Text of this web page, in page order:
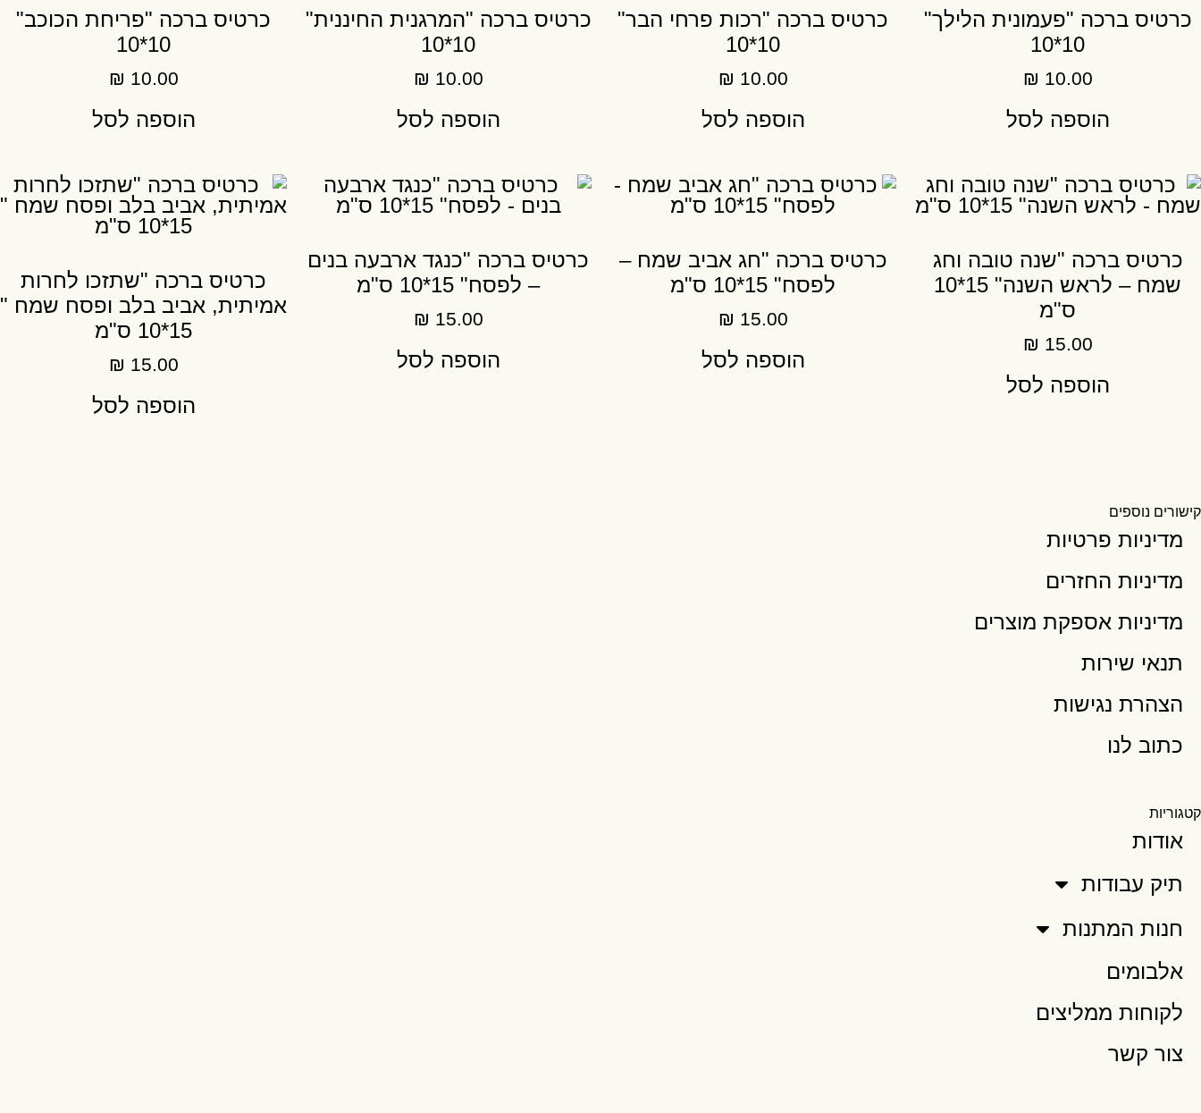
כרטיס ברכה "פעמונית הלילך"
10*10
₪ 10.00
הוספה לסל
כרטיס ברכה "רכות פרחי הבר"
10*10
₪ 10.00
הוספה לסל
כרטיס ברכה "המרגנית החיננית"
10*10
₪ 10.00
הוספה לסל
כרטיס ברכה "פריחת הכוכב"
10*10
₪ 10.00
הוספה לסל
כרטיס ברכה "שנה טובה וחג
שמח – לראש השנה" 15*10
ס"מ
₪ 15.00
הוספה לסל
כרטיס ברכה "חג אביב שמח –
לפסח" 15*10 ס"מ
₪ 15.00
הוספה לסל
כרטיס ברכה "כנגד ארבעה בנים
– לפסח" 15*10 ס"מ
₪ 15.00
הוספה לסל
כרטיס ברכה "שתזכו לחרות
אמיתית, אביב בלב ופסח שמח "
15*10 ס"מ
₪ 15.00
הוספה לסל
קישורים נוספים
מדיניות פרטיות
מדיניות החזרים
מדיניות אספקת מוצרים
תנאי שירות
הצהרת נגישות
כתוב לנו
קטגוריות
אודות
תיק עבודות
חנות המתנות
אלבומים
לקוחות ממליצים
צור קשר